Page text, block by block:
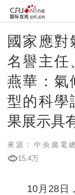
國家應對
名譽主任
燕華：氣
型的科學
果展示具
來源：中央廣電
15.4万
10月28日，